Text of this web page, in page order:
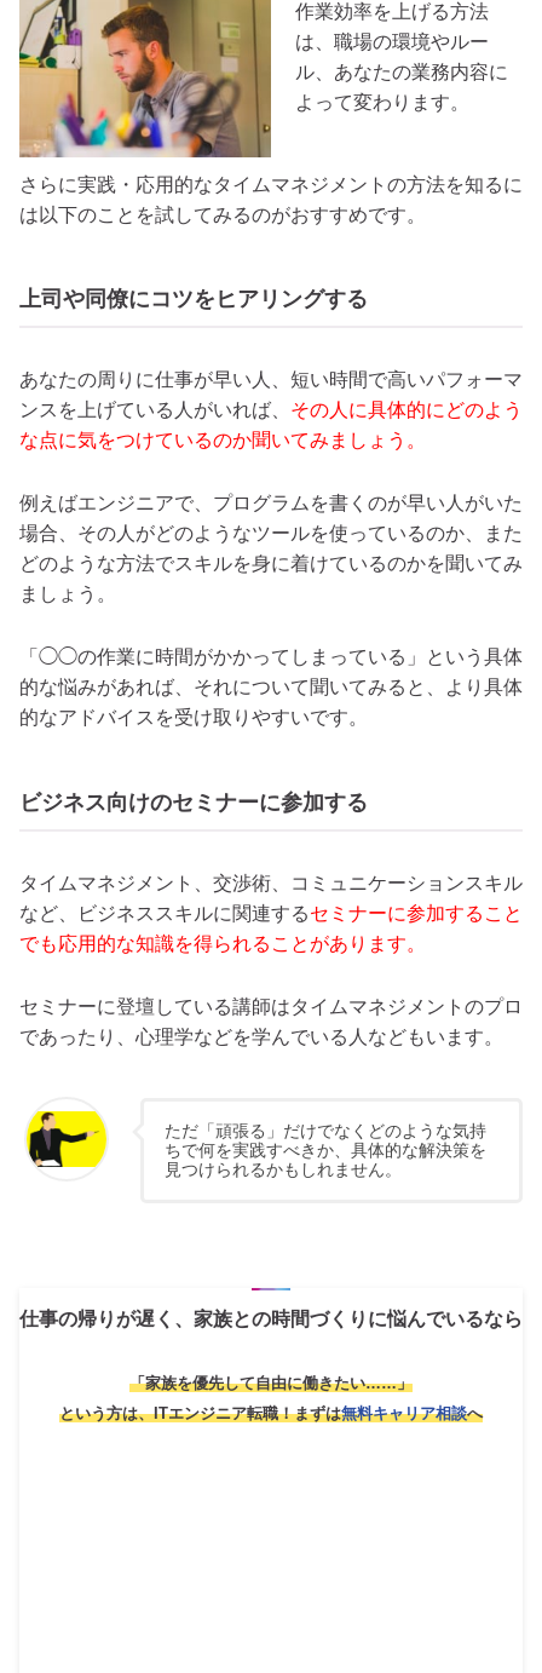
作業効率を上げる方法
は、職場の環境やルー
ル、あなたの業務内容に
よって変わります。
さらに実践・応用的なタイムマネジメントの方法を知るに
は以下のことを試してみるのがおすすめです。
上司や同僚にコツをヒアリングする
あなたの周りに仕事が早い人、短い時間で高いパフォーマ
ンスを上げている人がいれば、 その人に具体的にどのよう
な点に気をつけているのか聞いてみましょう。
例えばエンジニアで、プログラムを書くのが早い人がいた
場合、その人がどのようなツールを使っているのか、また
どのような方法でスキルを身に着けているのかを聞いてみ
ましょう。
「◯◯の作業に時間がかかってしまっている」という具体
的な悩みがあれば、それについて聞いてみると、より具体
的なアドバイスを受け取りやすいです。
ビジネス向けのセミナーに参加する
タイムマネジメント、交渉術、コミュニケーションスキル
など、ビジネススキルに関連するセミナーに参加すること
でも応用的な知識を得られることがあります。
セミナーに登壇している講師はタイムマネジメントのプロ
であったり、心理学などを学んでいる人などもいます。
ただ「頑張る」だけでなくどのような気持
ちで何を実践すべきか、具体的な解決策を
見つけられるかもしれません。
仕事の帰りが遅く、家族との時間づくりに悩んでいるなら
「家族を優先して自由に働きたい……」
という方は、ITエンジニア転職！まずは無料キャリア相談へ